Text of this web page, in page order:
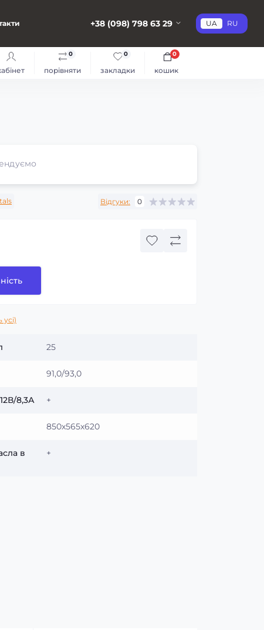
+38 (098) 798 63 29 UA RU
порівняти
0
закладки
0
кошик
0
Відгуки: 0
25
91,0/93,0
8,3А +
850х565х620
в
+